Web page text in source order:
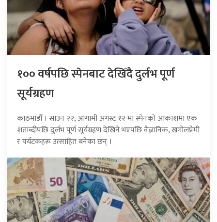
१०० वर्षपछि स्पेनबाट देखिँदै दुर्लभ पूर्ण
सूर्यग्रहण
काठमाडौँ । साउन २२, आगामी अगस्ट १२ मा स्पेनको आकाशमा एक
शताब्दीपछि दुर्लभ पूर्ण सूर्यग्रहण देखिने भएपछि वैज्ञानिक, खगोलप्रेमी
र पर्यटकहरू उत्साहित बनेका छन् ।